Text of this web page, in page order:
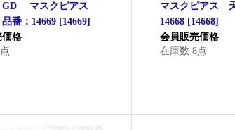
マスクピアス
番：14669 [14669]
価格
マスクピアス
14668 [14668]
会員販売価格
在庫数 8点